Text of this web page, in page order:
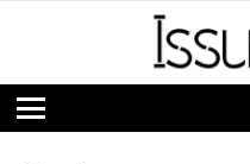
Menu